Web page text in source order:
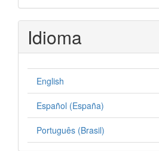
Idioma
English
Español (España)
Português (Brasil)